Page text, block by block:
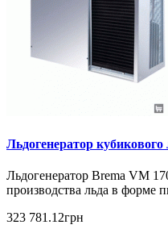
Льдогенератор
Льдогенератор Brema VM
производства льда в форме
323 781.12грн